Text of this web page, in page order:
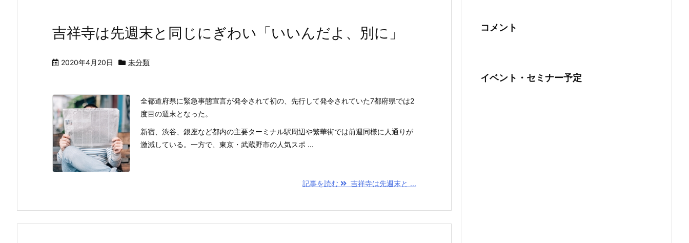
吉祥寺は先週末と同じにぎわい「いいんだよ、別に」
2020年4月20日 未分類
全都道府県に緊急事態宣言が発令されて初の、先行して発令されていた7都府県では2
度目の週末となった。
新宿、渋谷、銀座など都内の主要ターミナル駅周辺や繁華街では前週同様に人通りが
激減している。一方で、東京・武蔵野市の人気スポ ...
記事を読む 吉祥寺は先週末と ...
コメント
イベント・セミナー予定